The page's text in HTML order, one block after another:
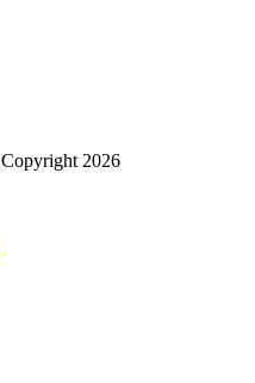
Copyright 2026